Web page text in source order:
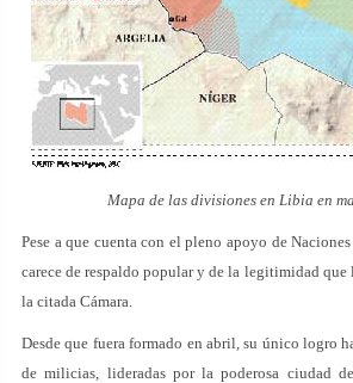
Mapa de las divisiones en Libia en
Pese a que cuenta con el pleno apoyo de
carece de respaldo popular y de la legitimidad
la citada Cámara.
Desde que fuera formado en abril, su único logro
de milicias, lideradas por la poderosa ciudad